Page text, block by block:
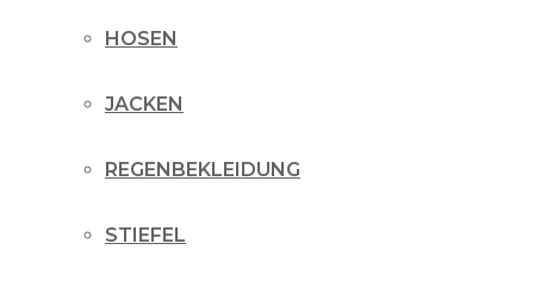
HOSEN
JACKEN
REGENBEKLEIDUNG
STIEFEL